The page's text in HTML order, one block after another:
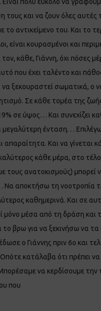
και να ζουν όλες αυτές
αντικείμενο του. Και το
κουρασμένοι και
κάθε, Γιάννη, όχι πόσες
που έχει ταλέντο και
να ξεκουραστεί σωματικά,
Σε κάθε τομέα της
σε ύψος… Και συνεχίζει
ένταση. . .
απαραίτητα. Και να
κάθε μέρα, στο
τους ανατοκισμούς)
αποκτήσω τη νοοτροπία
καθημερινά. Και σε
μόνο μέσα από τη δράση
βρω για να ξεκινήσω να τα
ο Γιάννης πριν 6ο και
κατάλαβα ότι πρέπει
να κερδίσουμε
που